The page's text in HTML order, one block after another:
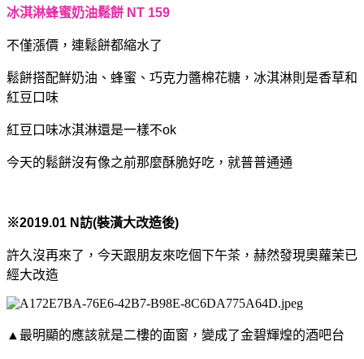
冰淇淋蜂蜜奶油鬆餅 NT 159
不僅漲價，連鬆餅都縮水了
鬆餅搭配鮮奶油、蜂蜜、巧克力醬棉花糖，冰淇淋則是香草和
紅豆口味
紅豆口味冰淇淋還是一樣不ok
今天的鬆餅沒有像之前那麼酥脆好吃，就普普通通
※2019.01 N訪(裝潢大改造後)
許久沒再來了，今天跟朋友來吃個下午茶，赫然發現奧蘿茉已
經大改造
▲最明顯的應該就是二樓的面窗，變成了金碧輝煌的酒吧台